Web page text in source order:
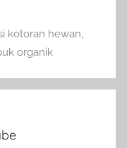
kotoran hewan,
organik